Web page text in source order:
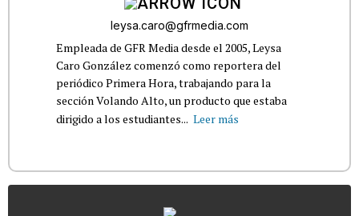
leysa.caro@gfrmedia.com
Empleada de GFR Media desde el 2005, Leysa
Caro González comenzó como reportera del
periódico Primera Hora, trabajando para la
sección Volando Alto, un producto que estaba
dirigido a los estudiantes... Leer más
...